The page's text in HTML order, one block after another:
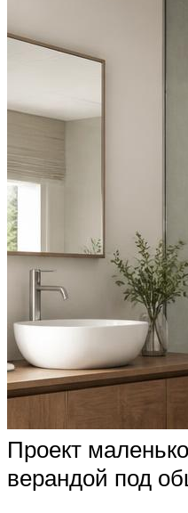
Проект
верандой под